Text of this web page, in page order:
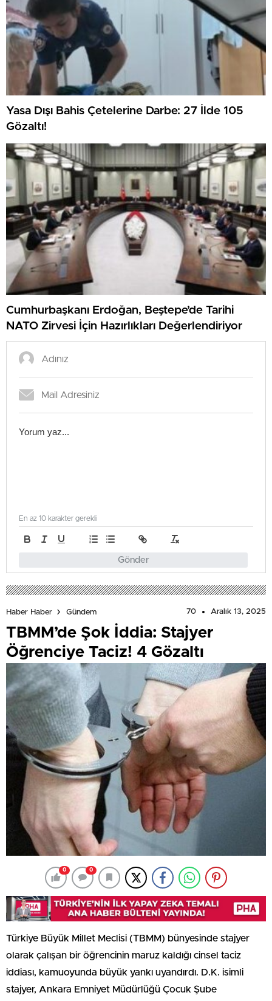
Yasa Dışı Bahis Çetelerine Darbe: 27 İlde 105
Gözaltı!
Cumhurbaşkanı Erdoğan, Beştepe’de Tarihi
NATO Zirvesi İçin Hazırlıkları Değerlendiriyor
Gönder
En az 10 karakter gerekli
Haber Haber Gündem 70 Aralık 13, 2025
TBMM’de Şok İddia: Stajyer
Öğrenciye Taciz! 4 Gözaltı
0 0
Türkiye Büyük Millet Meclisi (TBMM) bünyesinde stajyer
olarak çalışan bir öğrencinin maruz kaldığı cinsel taciz
iddiası, kamuoyunda büyük yankı uyandırdı. D.K. isimli
stajyer, Ankara Emniyet Müdürlüğü Çocuk Şube